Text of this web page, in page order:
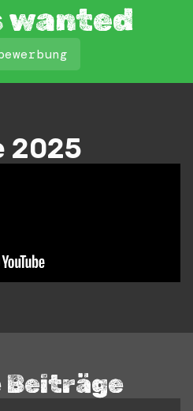
wanted
2025